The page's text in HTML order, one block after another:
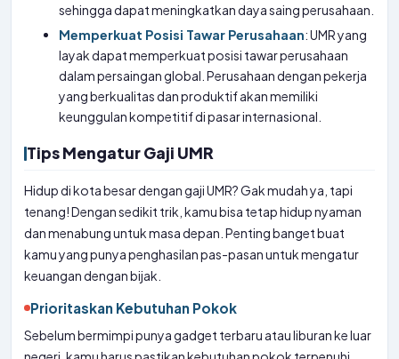
sehingga dapat meningkatkan daya saing perusahaan.
Memperkuat Posisi Tawar Perusahaan: UMR yang
layak dapat memperkuat posisi tawar perusahaan
dalam persaingan global. Perusahaan dengan pekerja
yang berkualitas dan produktif akan memiliki
keunggulan kompetitif di pasar internasional.
Tips Mengatur Gaji UMR
Hidup di kota besar dengan gaji UMR? Gak mudah ya, tapi
tenang! Dengan sedikit trik, kamu bisa tetap hidup nyaman
dan menabung untuk masa depan. Penting banget buat
kamu yang punya penghasilan pas-pasan untuk mengatur
keuangan dengan bijak.
Prioritaskan Kebutuhan Pokok
Sebelum bermimpi punya gadget terbaru atau liburan ke luar